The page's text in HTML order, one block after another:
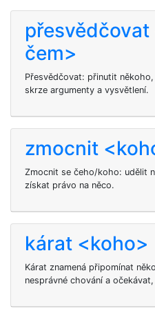
přesvědčovat
čem>
Přesvědčovat: přinutit
skrze argumenty a vysvětlení.
zmocnit
Zmocnit se čeho/koho: udělit
získat právo na něco.
kárat <koho>
Kárat znamená připomínat
nesprávné chování a